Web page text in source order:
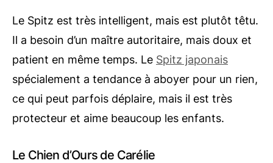
Le Spitz est très intelligent, mais est plutôt têtu.
Il a besoin d’un maître autoritaire, mais doux et
patient en même temps. Le Spitz japonais
spécialement a tendance à aboyer pour un rien,
ce qui peut parfois déplaire, mais il est très
protecteur et aime beaucoup les enfants.
Le Chien d’Ours de Carélie